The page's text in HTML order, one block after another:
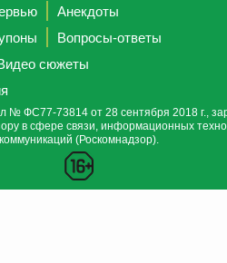
Анекдоты
Вопросы-ответы
сюжеты
№ ФС77-73814 от 28 сентября 2018 г.,
в сфере связи, информационных
коммуникаций (Роскомнадзор).